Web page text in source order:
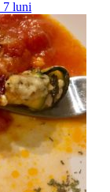
7 luni